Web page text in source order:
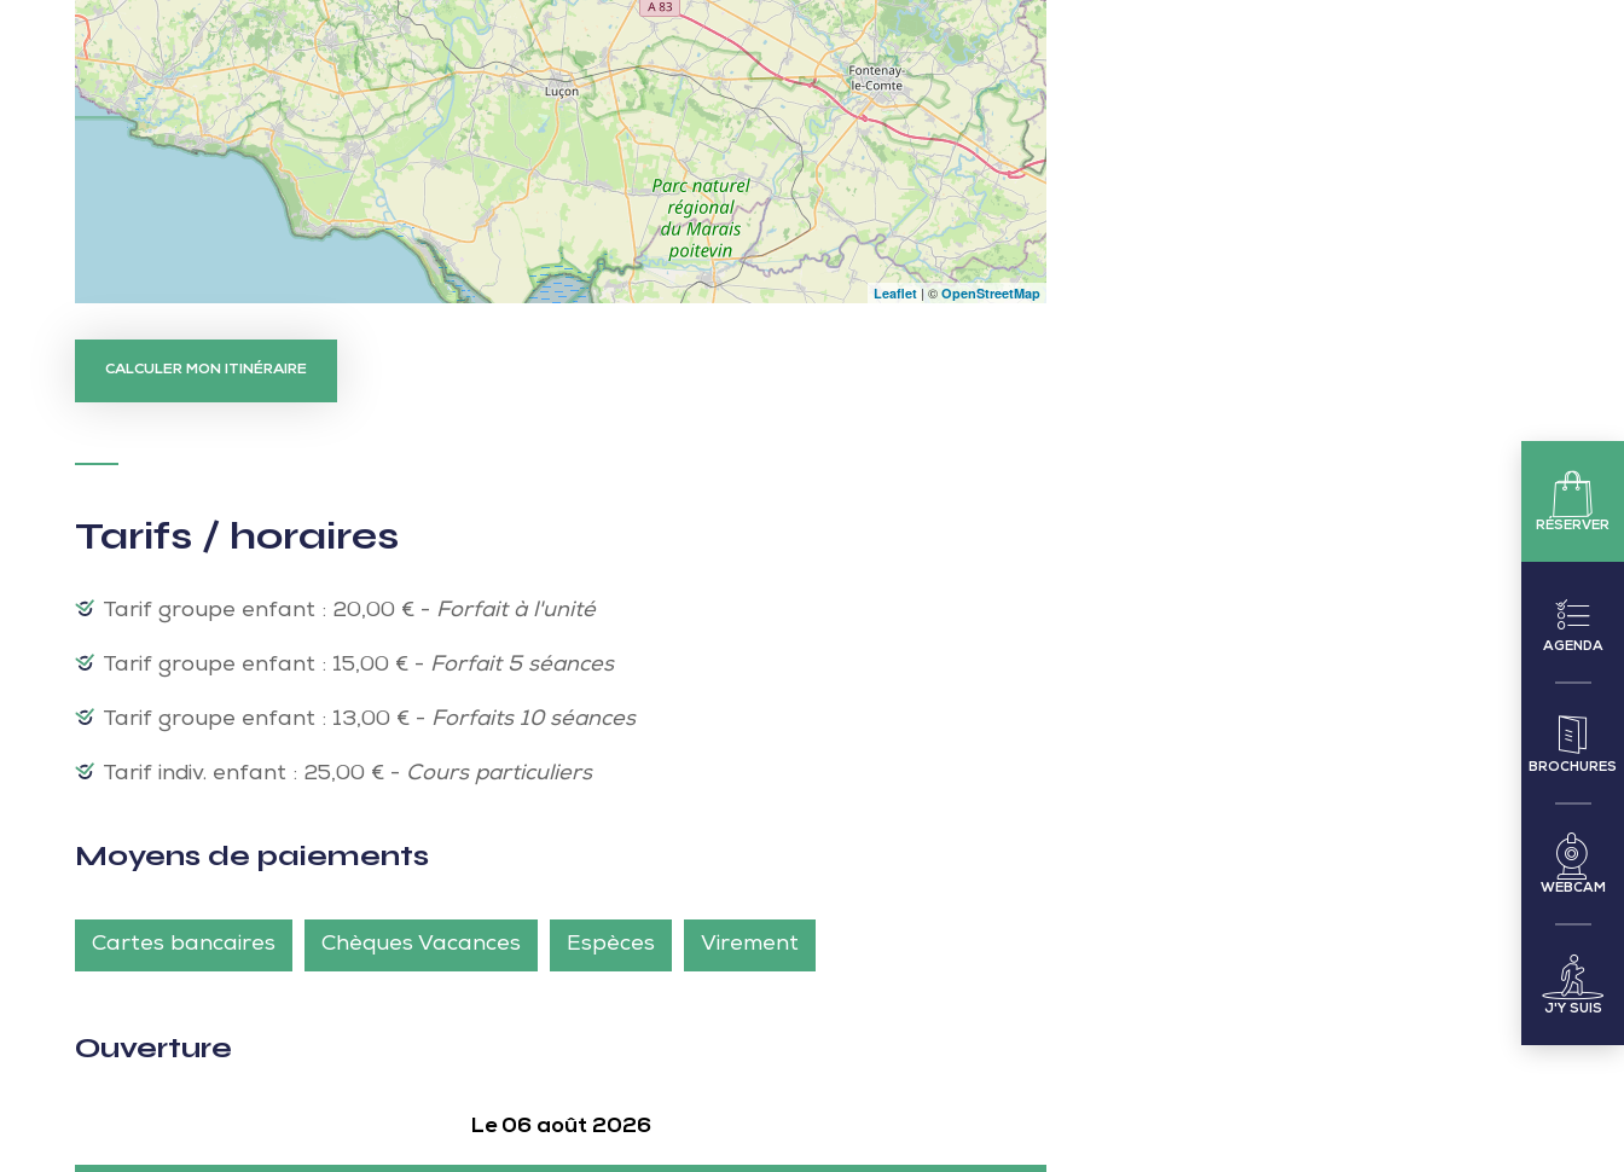
RÉSERVER
AGENDA
BROCHURES
WEBCAM
J'Y SUIS
Leaflet | © OpenStreetMap
CALCULER MON ITINÉRAIRE
Tarifs / horaires
Tarif groupe enfant : 20,00 € - Forfait à l'unité
Tarif groupe enfant : 15,00 € - Forfait 5 séances
Tarif groupe enfant : 13,00 € - Forfaits 10 séances
Tarif indiv. enfant : 25,00 € - Cours particuliers
Moyens de paiements
Cartes bancaires Chèques Vacances Espèces Virement
Ouverture
Le 06 août 2026